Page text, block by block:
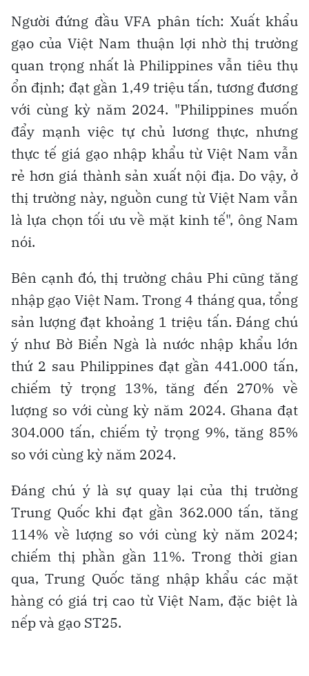
Người đứng đầu VFA phân tích: Xuất khẩu
gạo của Việt Nam thuận lợi nhờ thị trường
quan trọng nhất là Philippines vẫn tiêu thụ
ổn định; đạt gần 1,49 triệu tấn, tương đương
với cùng kỳ năm 2024. "Philippines muốn
đẩy mạnh việc tự chủ lương thực, nhưng
thực tế giá gạo nhập khẩu từ Việt Nam vẫn
rẻ hơn giá thành sản xuất nội địa. Do vậy, ở
thị trường này, nguồn cung từ Việt Nam vẫn
là lựa chọn tối ưu về mặt kinh tế", ông Nam
nói.
Bên cạnh đó, thị trường châu Phi cũng tăng
nhập gạo Việt Nam. Trong 4 tháng qua, tổng
sản lượng đạt khoảng 1 triệu tấn. Đáng chú
ý như Bờ Biển Ngà là nước nhập khẩu lớn
thứ 2 sau Philippines đạt gần 441.000 tấn,
chiếm tỷ trọng 13%, tăng đến 270% về
lượng so với cùng kỳ năm 2024. Ghana đạt
304.000 tấn, chiếm tỷ trọng 9%, tăng 85%
so với cùng kỳ năm 2024.
Đáng chú ý là sự quay lại của thị trường
Trung Quốc khi đạt gần 362.000 tấn, tăng
114% về lượng so với cùng kỳ năm 2024;
chiếm thị phần gần 11%. Trong thời gian
qua, Trung Quốc tăng nhập khẩu các mặt
hàng có giá trị cao từ Việt Nam, đặc biệt là
nếp và gạo ST25.